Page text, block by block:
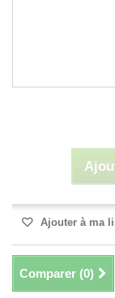
Ajouter à ma
Comparer (0)